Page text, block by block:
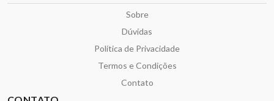
Sobre
Dúvidas
Política de Privacidade
Termos e Condições
Contato